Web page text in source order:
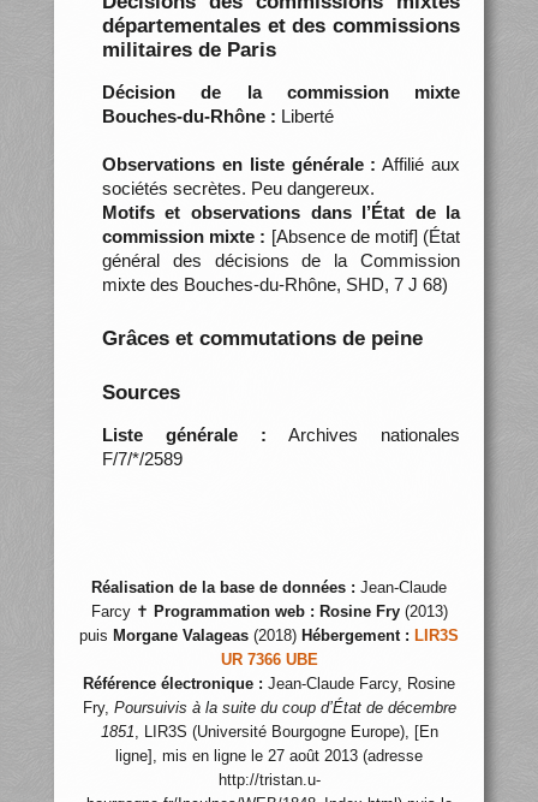
départementales et des commissions
militaires de Paris
Décision de la commission mixte
Bouches-du-Rhône : Liberté
Observations en liste générale : Affilié aux
sociétés secrètes. Peu dangereux.
Motifs et observations dans l’État de la
commission mixte : [Absence de motif] (État
général des décisions de la Commission
mixte des Bouches-du-Rhône, SHD, 7 J 68)
Grâces et commutations de peine
Sources
Liste générale : Archives nationales
F/7/*/2589
Réalisation de la base de données : Jean-Claude
Farcy ✝ Programmation web : Rosine Fry(2013)
puis Morgane Valageas (2018) Hébergement : LIR3S
UR 7366 UBE
Référence électronique : Jean-Claude Farcy, Rosine
Fry, Poursuivis à la suite du coup d’État de décembre
1851, LIR3S (Université Bourgogne Europe), [En
ligne], mis en ligne le 27 août 2013 (adresse
http://tristan.u-